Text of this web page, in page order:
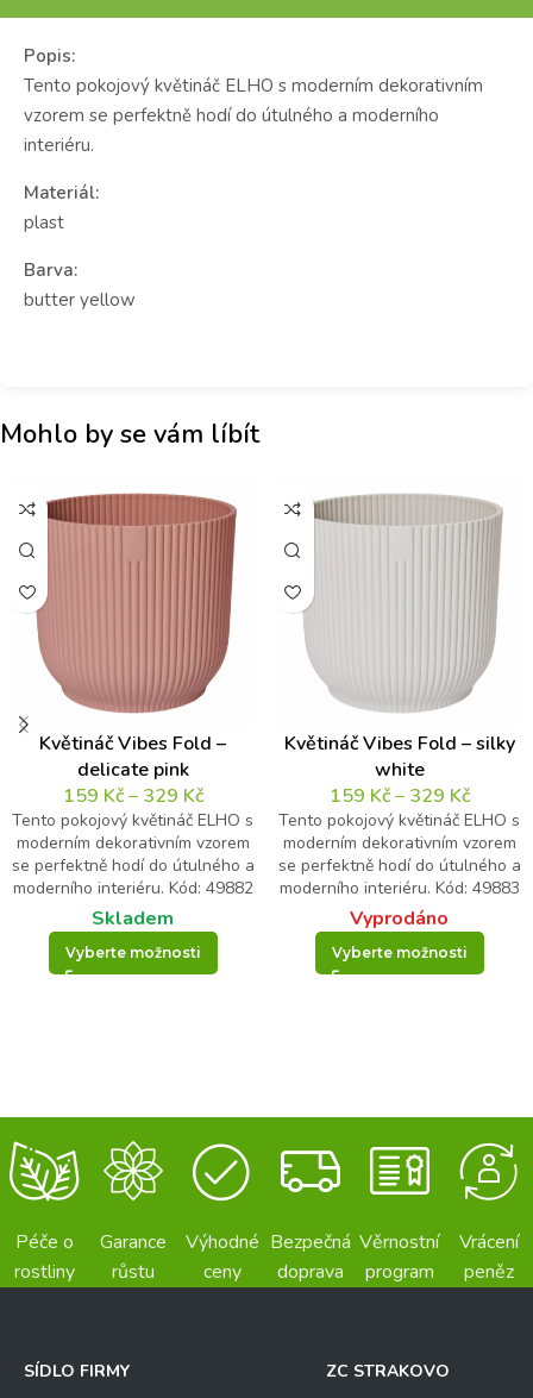
Popis:
Tento pokojový květináč ELHO s moderním dekorativním
vzorem se perfektně hodí do útulného a moderního
interiéru.
Materiál:
plast
Barva:
butter yellow
Mohlo by se vám líbít
Květináč Vibes Fold –
delicate pink
159 Kč– 329 Kč
Tento pokojový květináč ELHO s
moderním dekorativním vzorem
se perfektně hodí do útulného a
moderního interiéru. Kód: 49882
Skladem
Vyberte možnosti
Květináč Vibes Fold – silky
white
159 Kč– 329 Kč
Tento pokojový květináč ELHO s
moderním dekorativním vzorem
se perfektně hodí do útulného a
moderního interiéru. Kód: 49883
Vyprodáno
Vyberte možnosti
Péče o
rostliny
Garance
růstu
Výhodné
ceny
Bezpečná
doprava
Věrnostní
program
Vrácení
peněz
SÍDLO FIRMY
ZC STRAKOVO